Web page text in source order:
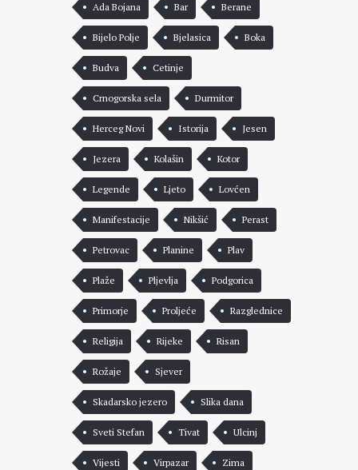
Ada Bojana Bar Berane
Bijelo Polje Bjelasica Boka
Budva Cetinje
Crnogorska sela Durmitor
Herceg Novi Istorija Jesen
Jezera Kolašin Kotor
Legende Ljeto Lovćen
Manifestacije Nikšić Perast
Petrovac Planine Plav
Plaže Pljevlja Podgorica
Primorje Proljeće Razglednice
Religija Rijeke Risan
Rožaje Sjever
Skadarsko jezero Slika dana
Sveti Stefan Tivat Ulcinj
Vijesti Virpazar Zima